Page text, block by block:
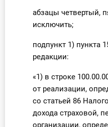
абзацы четвертый,
исключить;
подпункт 1) пункта
редакции:
«1) в строке
от реализации,
со статьей 86
дохода страховой,
организации,